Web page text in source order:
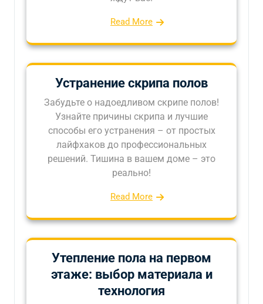
Read More
Устранение скрипа полов
Забудьте о надоедливом скрипе полов!
Узнайте причины скрипа и лучшие
способы его устранения – от простых
лайфхаков до профессиональных
решений. Тишина в вашем доме – это
реально!
Read More
Утепление пола на первом
этаже: выбор материала и
технология